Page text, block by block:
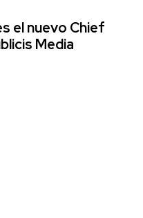
el nuevo Chief
Media